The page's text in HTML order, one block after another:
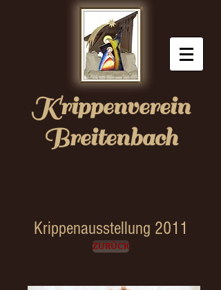
Krippenverein
Breitenbach
Krippenausstellung 2011
ZURÜCK